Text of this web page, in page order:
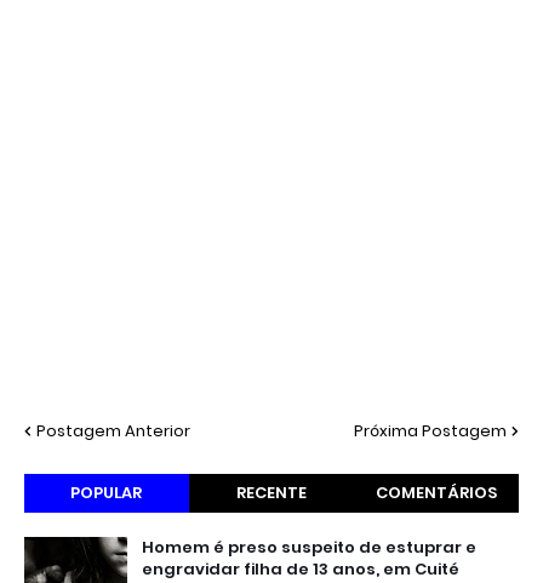
Postagem Anterior Próxima Postagem
POPULAR RECENTE COMENTÁRIOS
Homem é preso suspeito de estuprar e
engravidar filha de 13 anos, em Cuité